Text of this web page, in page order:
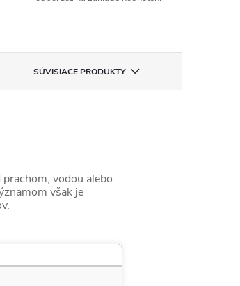
SÚVISIACE PRODUKTY
vodou alebo
však je